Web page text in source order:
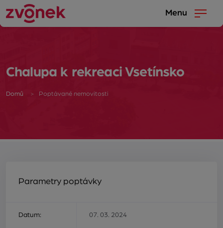
Menu
Chalupa k rekreaci Vsetínsko
Domů Poptávané nemovitosti
Parametry poptávky
Datum: 07. 03. 2024